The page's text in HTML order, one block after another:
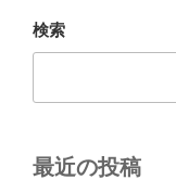
ン
検索
最近の投稿